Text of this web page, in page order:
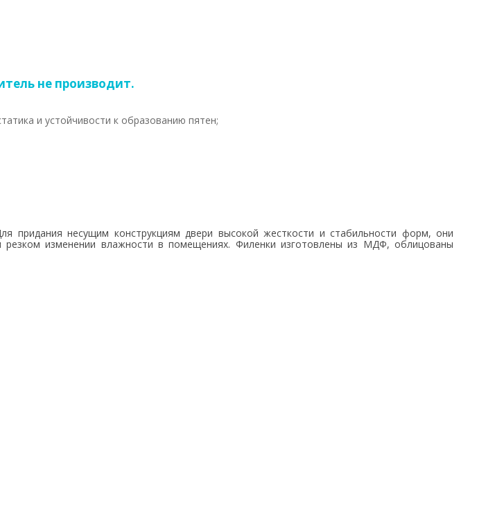
не производит.
и устойчивости к образованию пятен;
придания несущим конструкциям двери высокой жесткости и стабильности форм, они
изменении влажности в помещениях. Филенки изготовлены из МДФ, облицованы